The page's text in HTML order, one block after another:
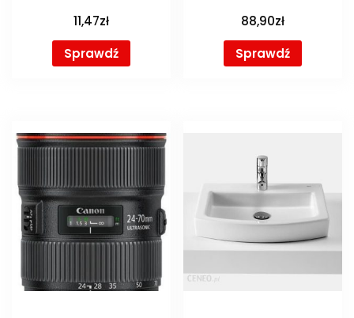
11,47zł
Sprawdź
88,90zł
Sprawdź